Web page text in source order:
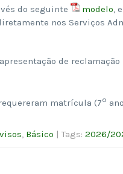
do seguinte modelo,
nos Serviços
de
matrícula (7º
, Básico | Tags: 2026/